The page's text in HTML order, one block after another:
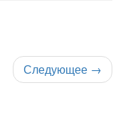
Следующее →